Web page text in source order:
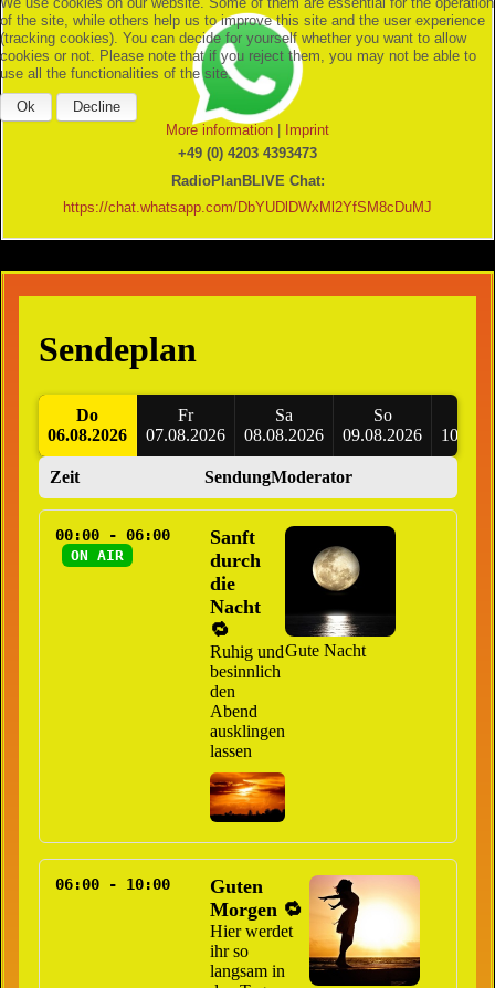
+49 (0) 4203 4393473
RadioPlanBLIVE Chat:
https://chat.whatsapp.com/DbYUDlDWxMl2YfSM8cDuMJ
of the site, while others help us to improve this site and the user experience
(tracking cookies). You can decide for yourself whether you want to allow
cookies or not. Please note that if you reject them, you may not be able to
use all the functionalities of the site.
Ok
Decline
More information | Imprint